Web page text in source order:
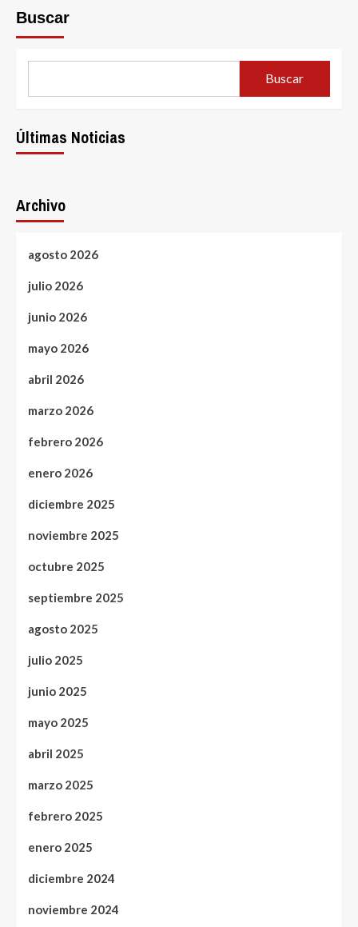
Buscar
Buscar
Últimas Noticias
Archivo
agosto 2026
julio 2026
junio 2026
mayo 2026
abril 2026
marzo 2026
febrero 2026
enero 2026
diciembre 2025
noviembre 2025
octubre 2025
septiembre 2025
agosto 2025
julio 2025
junio 2025
mayo 2025
abril 2025
marzo 2025
febrero 2025
enero 2025
diciembre 2024
noviembre 2024